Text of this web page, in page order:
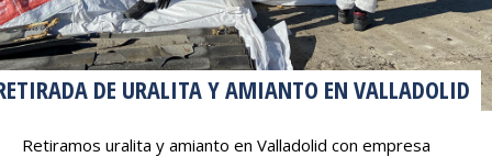
DE URALITA Y AMIANTO EN VALLADOLID
Retiramos uralita y amianto en Valladolid con empresa